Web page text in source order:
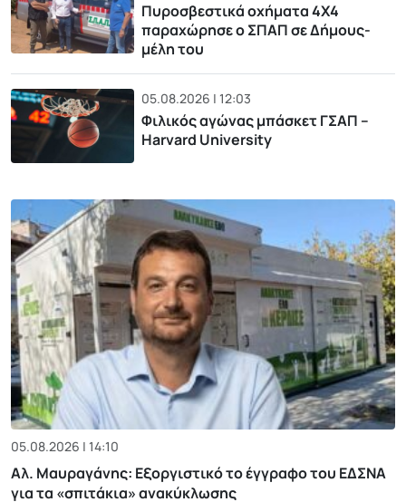
Πυροσβεστικά οχήματα 4Χ4
παραχώρησε ο ΣΠΑΠ σε Δήμους-
μέλη του
05.08.2026 | 12:03
Φιλικός αγώνας μπάσκετ ΓΣΑΠ –
Harvard University
05.08.2026 | 14:10
Αλ. Μαυραγάνης: Εξοργιστικό το έγγραφο του ΕΔΣΝΑ
για τα «σπιτάκια» ανακύκλωσης